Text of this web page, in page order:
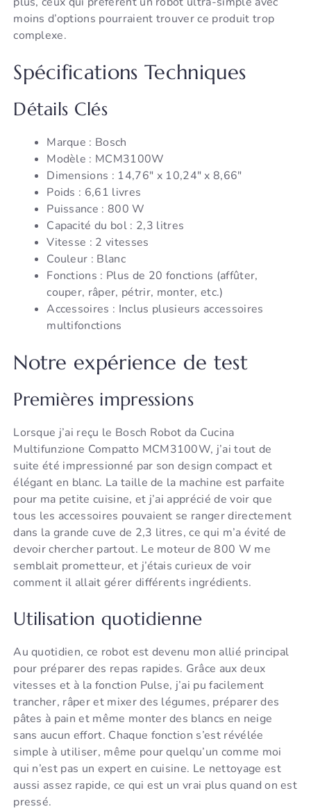
moins d’options pourraient trouver ce produit trop
complexe.
Spécifications Techniques
Détails Clés
Marque : Bosch
Modèle : MCM3100W
Dimensions : 14,76″ x 10,24″ x 8,66″
Poids : 6,61 livres
Puissance : 800 W
Capacité du bol : 2,3 litres
Vitesse : 2 vitesses
Couleur : Blanc
Fonctions : Plus de 20 fonctions (affûter,
couper, râper, pétrir, monter, etc.)
Accessoires : Inclus plusieurs accessoires
multifonctions
Notre expérience de test
Premières impressions
Lorsque j’ai reçu le Bosch Robot da Cucina
Multifunzione Compatto MCM3100W, j’ai tout de
suite été impressionné par son design compact et
élégant en blanc. La taille de la machine est parfaite
pour ma petite cuisine, et j’ai apprécié de voir que
tous les accessoires pouvaient se ranger directement
dans la grande cuve de 2,3 litres, ce qui m’a évité de
devoir chercher partout. Le moteur de 800 W me
semblait prometteur, et j’étais curieux de voir
comment il allait gérer différents ingrédients.
Utilisation quotidienne
Au quotidien, ce robot est devenu mon allié principal
pour préparer des repas rapides. Grâce aux deux
vitesses et à la fonction Pulse, j’ai pu facilement
trancher, râper et mixer des légumes, préparer des
pâtes à pain et même monter des blancs en neige
sans aucun effort. Chaque fonction s’est révélée
simple à utiliser, même pour quelqu’un comme moi
qui n’est pas un expert en cuisine. Le nettoyage est
aussi assez rapide, ce qui est un vrai plus quand on est
pressé.